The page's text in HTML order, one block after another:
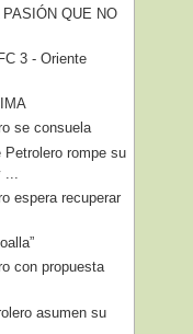
QUE NO
3 - Oriente
se consuela
rompe su
espera recuperar
con propuesta
asumen su